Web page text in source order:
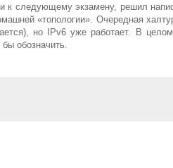
к следующему экзамену, решил
«топологии». Очередная
но IPv6 уже работает. В
обозначить.